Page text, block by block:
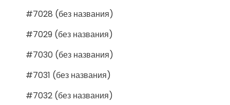
#7028 (без названия)
#7029 (без названия)
#7030 (без названия)
#7031 (без названия)
#7032 (без названия)